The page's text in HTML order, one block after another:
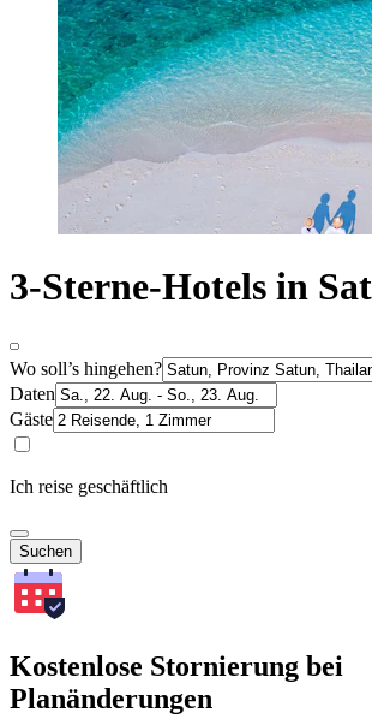
3-Sterne-Hotels in
Wo soll’s hingehen?
Daten
Gäste
Ich reise geschäftlich
Suchen
Kostenlose Stornierung bei
Planänderungen